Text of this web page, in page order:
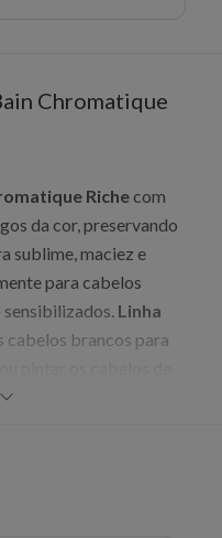
Chromatique
Richecom
da cor, preservando
sublime, maciez e
para cabelos
Linha
cabelos brancos para
as mulheres com
que precisa ser